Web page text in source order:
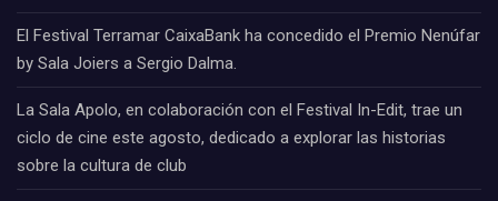
El Festival Terramar CaixaBank ha concedido el Premio Nenúfar
by Sala Joiers a Sergio Dalma.
La Sala Apolo, en colaboración con el Festival In-Edit, trae un
ciclo de cine este agosto, dedicado a explorar las historias
sobre la cultura de club